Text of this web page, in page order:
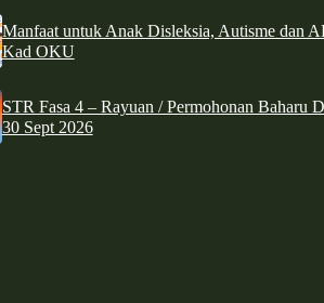
Manfaat untuk Anak Disleksia, Autisme dan
Kad OKU
STR Fasa 4 – Rayuan / Permohonan Baharu
30 Sept 2026